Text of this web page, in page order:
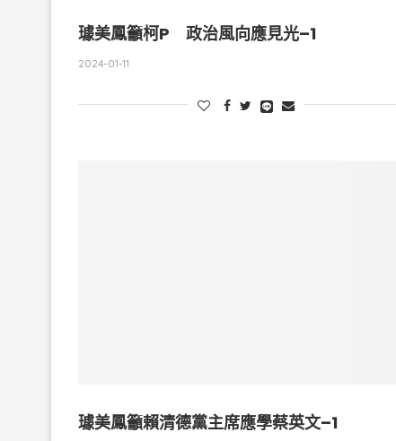
璩美鳳籲柯P 政治風向應見光–1
2024-01-11
璩美鳳籲賴清德黨主席應學蔡英文–1